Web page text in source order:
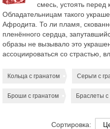
смесь, устоять перед
Обладательницам такого
Афродита. То ли пламя,
пленённого сердца,
образы не вызывало это
ассоциироваться со страстью,
Кольца с гранатом Серьги с
Броши с гранатом Браслеты с
Сортировка: